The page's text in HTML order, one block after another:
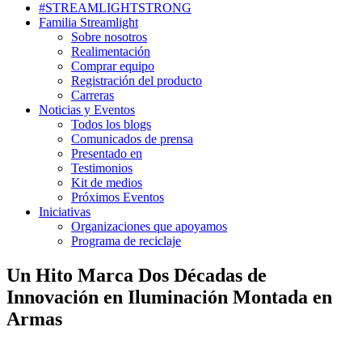
#STREAMLIGHTSTRONG
Familia Streamlight
Sobre nosotros
Realimentación
Comprar equipo
Registración del producto
Carreras
Noticias y Eventos
Todos los blogs
Comunicados de prensa
Presentado en
Testimonios
Kit de medios
Próximos Eventos
Iniciativas
Organizaciones que apoyamos
Programa de reciclaje
Un Hito Marca Dos Décadas de
Innovación en Iluminación Montada en
Armas